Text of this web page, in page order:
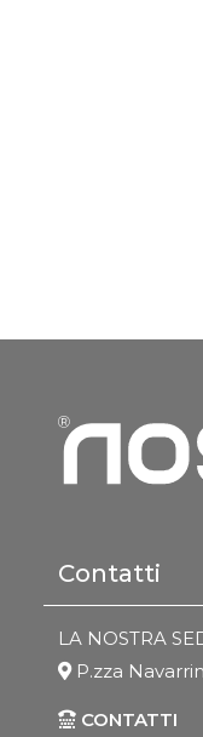
Contatti
LA NOSTRA
P.zza
CONTATTI